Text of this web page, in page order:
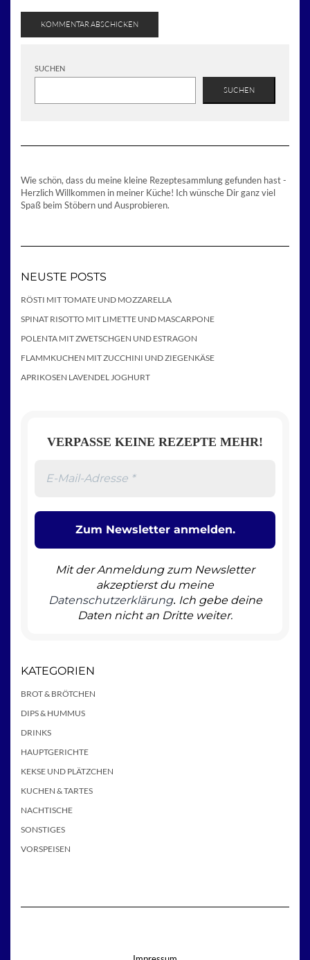
SUCHEN
SUCHEN
Wie schön, dass du meine kleine Rezeptesammlung gefunden hast -
Herzlich Willkommen in meiner Küche! Ich wünsche Dir ganz viel
Spaß beim Stöbern und Ausprobieren.
NEUSTE POSTS
RÖSTI MIT TOMATE UND MOZZARELLA
SPINAT RISOTTO MIT LIMETTE UND MASCARPONE
POLENTA MIT ZWETSCHGEN UND ESTRAGON
FLAMMKUCHEN MIT ZUCCHINI UND ZIEGENKÄSE
APRIKOSEN LAVENDEL JOGHURT
VERPASSE KEINE REZEPTE MEHR!
Mit der Anmeldung zum Newsletter
akzeptierst du meine
Datenschutzerklärung. Ich gebe deine
Daten nicht an Dritte weiter.
KATEGORIEN
BROT & BRÖTCHEN
DIPS & HUMMUS
DRINKS
HAUPTGERICHTE
KEKSE UND PLÄTZCHEN
KUCHEN & TARTES
NACHTISCHE
SONSTIGES
VORSPEISEN